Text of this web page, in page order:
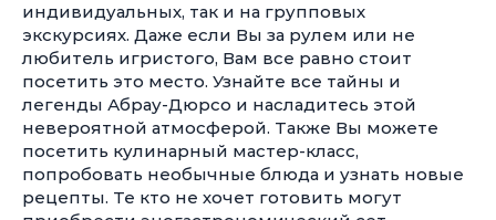
индивидуальных, так и на групповых
экскурсиях. Даже если Вы за рулем или не
любитель игристого, Вам все равно стоит
посетить это место. Узнайте все тайны и
легенды Абрау-Дюрсо и насладитесь этой
невероятной атмосферой. Также Вы можете
посетить кулинарный мастер-класс,
попробовать необычные блюда и узнать новые
рецепты. Те кто не хочет готовить могут